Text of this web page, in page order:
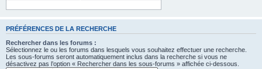
PRÉFÉRENCES DE LA RECHERCHE
Rechercher dans les forums :
Sélectionnez le ou les forums dans lesquels vous souhaitez effectuer une recherche.
Les sous-forums seront automatiquement inclus dans la recherche si vous ne
désactivez pas l’option « Rechercher dans les sous-forums » affichée ci-dessous.